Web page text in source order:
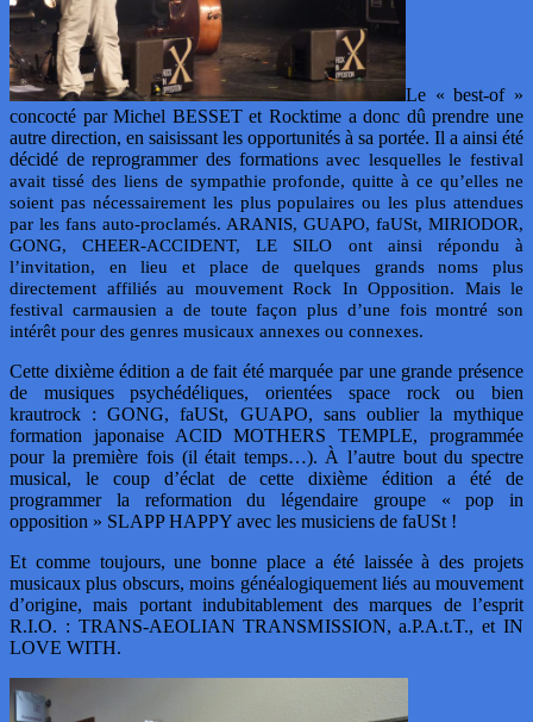
Le « best-of »
concocté par Michel BESSET et Rocktime a donc dû prendre une
autre direction, en saisissant les opportunités à sa portée. Il a ainsi été
décidé de reprogrammer des formations avec lesquelles le festival
avait tissé des liens de sympathie profonde, quitte à ce qu’elles ne
soient pas nécessairement les plus populaires ou les plus attendues
par les fans auto-proclamés. ARANIS, GUAPO, faUSt, MIRIODOR,
GONG, CHEER-ACCIDENT, LE SILO ont ainsi répondu à
l’invitation, en lieu et place de quelques grands noms plus
directement affiliés au mouvement Rock In Opposition. Mais le
festival carmausien a de toute façon plus d’une fois montré son
intérêt pour des genres musicaux annexes ou connexes.
Cette dixième édition a de fait été marquée par une grande présence
de musiques psychédéliques, orientées space rock ou bien
krautrock : GONG, faUSt, GUAPO, sans oublier la mythique
formation japonaise ACID MOTHERS TEMPLE, programmée
pour la première fois (il était temps…). À l’autre bout du spectre
musical, le coup d’éclat de cette dixième édition a été de
programmer la reformation du légendaire groupe « pop in
opposition » SLAPP HAPPY avec les musiciens de faUSt !
Et comme toujours, une bonne place a été laissée à des projets
musicaux plus obscurs, moins généalogiquement liés au mouvement
d’origine, mais portant indubitablement des marques de l’esprit
R.I.O. : TRANS-AEOLIAN TRANSMISSION, a.P.A.t.T., et IN
LOVE WITH.